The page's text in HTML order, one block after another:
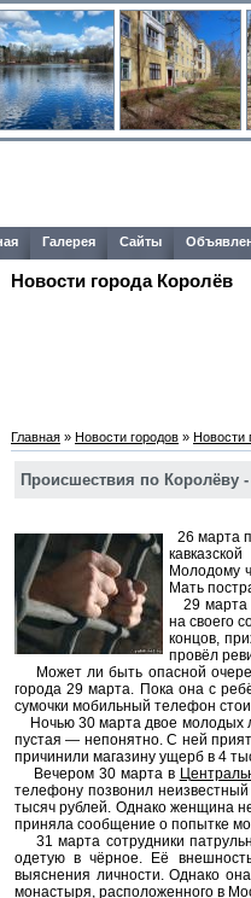
Галерея Сайты
Новости города Королёв
Главная » Новости городов » Новости
Происшествия по Королёву
26 марта
Молодому
Мать
29 марта
на своего
концов,
провёл
Может ли быть опасной
города 29 марта. Пока она с
сумочки мобильный телефон
Ночью 30 марта двое молодых
пустая — непонятно. С ней
причинили магазину ущерб в 4
Вечером 30 марта в
телефону позвонил
тысяч рублей. Однако женщина
приняла сообщение о попытке
31 марта сотрудники
одетую в чёрное. Её
выяснения личности. Однако
монастыря, расположенного в